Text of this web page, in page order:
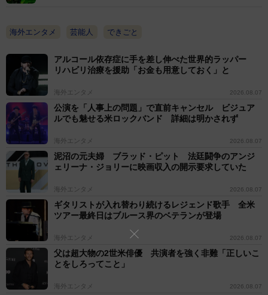
海外エンタメ 芸能人 できごと
アルコール依存症に手を差し伸べた世界的ラッパー
リハビリ治療を援助「お金も用意しておく」と
海外エンタメ 2026.08.07
公演を「人事上の問題」で直前キャンセル ビジュア
ルでも魅せる米ロックバンド 詳細は明かされず
海外エンタメ 2026.08.07
泥沼の元夫婦 ブラッド・ピット 法廷闘争のアンジ
ェリーナ・ジョリーに映画収入の開示要求していた
海外エンタメ 2026.08.07
ギタリストが入れ替わり続けるレジェンド歌手 全米
ツアー最終日はブルース界のベテランが登場
海外エンタメ 2026.08.07
父は超大物の2世米俳優 共演者を強く非難「正しいこ
とをしろってこと」
海外エンタメ 2026.08.07